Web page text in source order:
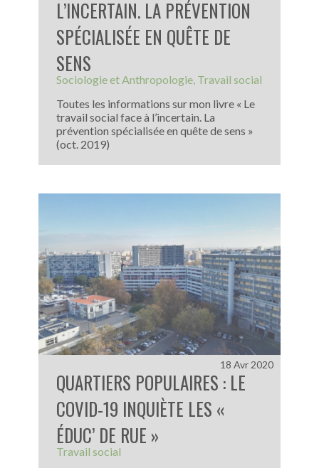
L’INCERTAIN. LA PRÉVENTION
SPÉCIALISÉE EN QUÊTE DE
SENS
Sociologie et Anthropologie Travail social
Toutes les informations sur mon livre « Le
travail social face à l’incertain. La
prévention spécialisée en quête de sens »
(oct. 2019)
QUARTIERS POPULAIRES : LE
COVID-19 INQUIÈTE LES «
ÉDUC’ DE RUE »
Travail social
18 Avr 2020